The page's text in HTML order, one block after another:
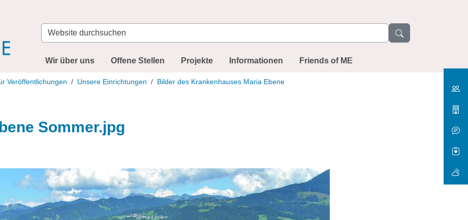
Website
durchsuchen
Wir über uns Offene Stellen Projekte Informationen Friends of ME
Veröffentlichungen Unsere Einrichtungen
Bilder des Krankenhauses Maria Ebene
Sommer.jpg